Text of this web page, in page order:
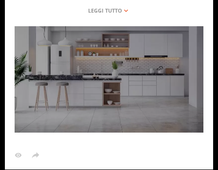
. I beneficiari, come ha stabilito
comunicazione ENEA. Di seguito proveremo a fare
chiarezza sui tempi, le modalità e i termini della
procedura.